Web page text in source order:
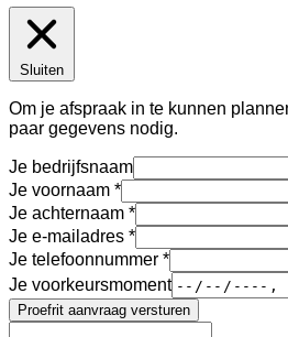
Sluiten
Om je afspraak in te kunnen
paar gegevens nodig.
Je bedrijfsnaam
Je voornaam
Je achternaam
Je e-mailadres
Je telefoonnummer
Je voorkeursmoment
Proefrit aanvraag versturen